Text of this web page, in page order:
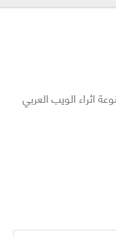
اثراء الويب العربي